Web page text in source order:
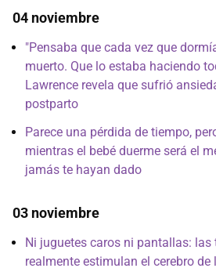
04 noviembre
"Pensaba que cada vez que
muerto. Que lo estaba haciendo
Lawrence revela que sufrió
postparto
Parece una pérdida de tiempo,
mientras el bebé duerme será el
jamás te hayan dado
03 noviembre
Ni juguetes caros ni pantallas: las
realmente estimulan el cerebro de